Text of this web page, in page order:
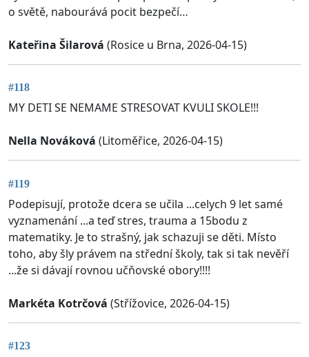
o světě, nabourává pocit bezpečí…
Kateřina Šilarová (Rosice u Brna, 2026-04-15)
#118
MY DETI SE NEMAME STRESOVAT KVULI SKOLE!!!
Nella Nováková (Litoměřice, 2026-04-15)
#119
Podepisují, protože dcera se učila ...celych 9 let samé
vyznamenání ...a teď stres, trauma a 15bodu z
matematiky. Je to strašný, jak schazuji se děti. Místo
toho, aby šly právem na střední školy, tak si tak nevěří
...že si dávají rovnou učňovské obory!!!!
Markéta Kotrčová (Střížovice, 2026-04-15)
#123